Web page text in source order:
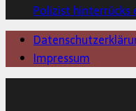
Polizist hinterrücks
Impressum